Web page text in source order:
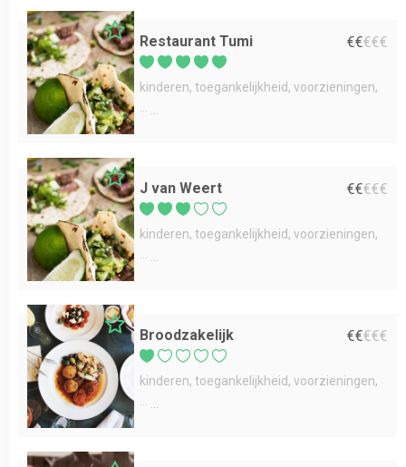
Restaurant Tumi €€€€€
kinderen toegankelijkheid voorzieningen
J van Weert €€€€€
kinderen toegankelijkheid voorzieningen
Broodzakelijk €€€€€
kinderen toegankelijkheid voorzieningen